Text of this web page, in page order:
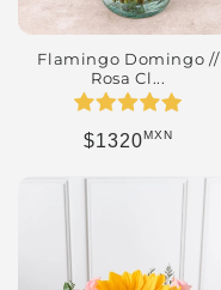
Flamingo Domingo //
Rosa Cl...
Precio habitual
$1320MXN